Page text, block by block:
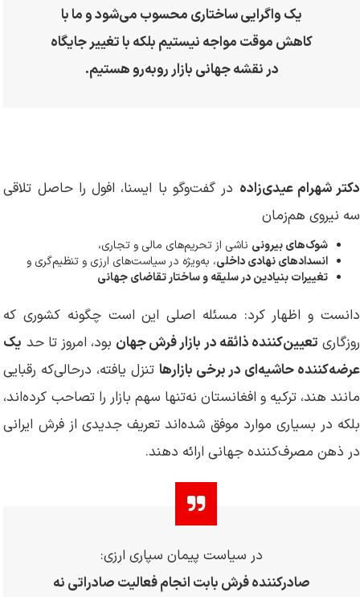
یک واگرایی ساختاری محسوب می‌شود و ما با
کاهش موقت مواجه نیستیم بلکه با تغییر جایگاه
در نقشه جهانی بازار روبه‌رو هستیم.
دکتر شهرام عیدی‌زاده در گفت‌وگو با ایسنا، افول را حاصل تلاقی
سه نیروی هم‌زمان
شوک‌های بیرونی ناشی از تحریم‌های مالی و تجاری،
انسدادهای نهادی داخلی، به‌ویژه در سیاست‌های ارزی و تنظیم‌گری و
تغییرات بنیادین در سلیقه و ساختار تقاضای جهانی
دانست و اظهار کرد: مسئله اصلی این است چگونه کشوری که
روزگاری تعیین‌کننده ذائقه در بازار فرش جهان بود، امروز تا حد یک
عرضه‌کننده حاشیه‌ای در برخی بازارها تنزل یافته، درحالی‌که رقبایی
مانند هند، ترکیه و افغانستان نه‌تنها سهم بازار را تصاحب کرده‌اند،
بلکه در بسیاری موارد موفق شده‌اند تعریف جدیدی از فرش ایرانی
در ذهن مصرف‌کننده جهانی ارائه دهند.
در سیاست پیمان سپاری ارزی:
صادرکننده فرش بابت انجام فعالیت صادراتی نه